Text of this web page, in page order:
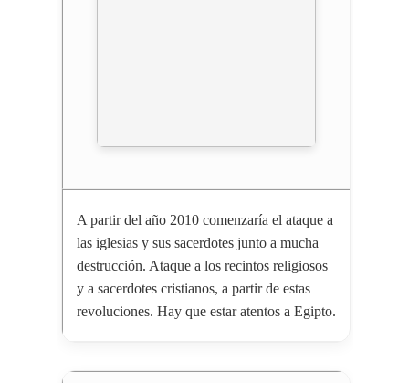
A partir del año 2010 comenzaría el ataque a
las iglesias y sus sacerdotes junto a mucha
destrucción. Ataque a los recintos religiosos
y a sacerdotes cristianos, a partir de estas
revoluciones. Hay que estar atentos a Egipto.